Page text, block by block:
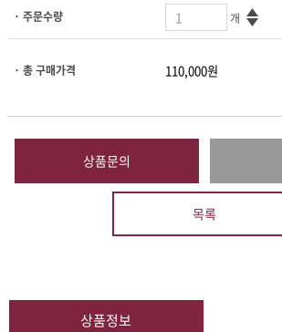
· 주문수량 개
· 총 구매가격
상품문의
목록
상품정보